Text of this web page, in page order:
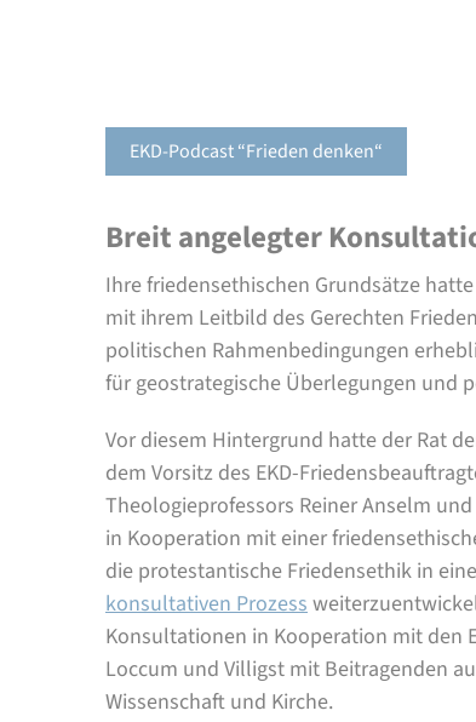
EKD-Podcast “Frieden denken“
Breit angelegter
Ihre friedensethischen Grundsätze
mit ihrem Leitbild des Gerechten
politischen Rahmenbedingungen
für geostrategische Überlegungen und
Vor diesem Hintergrund hatte der Rat
dem Vorsitz des EKD-
Theologieprofessors Reiner Anselm
in Kooperation mit einer
die protestantische Friedensethik in
konsultativen Prozess
Konsultationen in Kooperation mit den
Loccum und Villigst mit Beitragenden
Wissenschaft und Kirche.